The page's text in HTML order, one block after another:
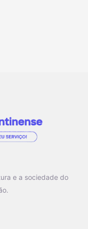
e a sociedade do